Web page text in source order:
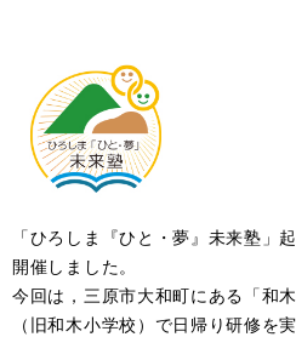
「ひろしま『ひと・夢』未来塾」
開催しました。
今回は，三原市大和町にある「和
（旧和木小学校）で日帰り研修を